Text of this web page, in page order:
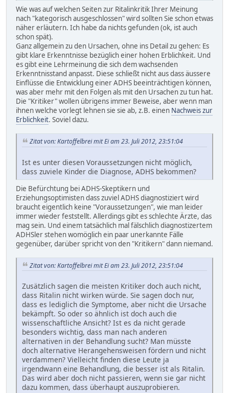
Wie was auf welchen Seiten zur Ritalinkritik Ihrer Meinung
nach "kategorisch ausgeschlossen" wird sollten Sie schon etwas
näher erläutern. Ich habe da nichts gefunden (ok, ist auch
schon spät).
Ganz allgemein zu den Ursachen, ohne ins Detail zu gehen: Es
gibt klare Erkenntnisse bezüglich einer hohen Erblichkeit. Und
es gibt eine Lehrmeinung die sich dem wachsenden
Erkenntnisstand anpasst. Diese schließt nicht aus dass äussere
Einflüsse die Entwicklung einer ADHS beeinträchtigen können,
was aber mehr mit den Folgen als mit den Ursachen zu tun hat.
Die "Kritiker" wollen übrigens immer Beweise, aber wenn man
ihnen welche vorlegt lehnen sie sie ab, z.B. einen Nachweis zur
Erblichkeit. Soviel dazu.
Zitat von: Kartoffelbrei mit Ei am 23. Juli 2012, 23:51:04
Ist es unter diesen Voraussetzungen nicht möglich,
dass zuviele Kinder die Diagnose, ADHS bekommen?
Die Befürchtung bei ADHS-Skeptikern und
Erziehungsoptimisten dass zuviel ADHS diagnostiziert wird
braucht eigentlich keine "Voraussetzungen", wie man leider
immer wieder feststellt. Allerdings gibt es schlechte Ärzte, das
mag sein. Und einem tatsächlich mal fälschlich diagnostizertem
ADHSler stehen womöglich ein paar unerkannte Fälle
gegenüber, darüber spricht von den "Kritikern" dann niemand.
Zitat von: Kartoffelbrei mit Ei am 23. Juli 2012, 23:51:04
Zusätzlich sagen die meisten Kritiker doch auch nicht,
dass Ritalin nicht wirken würde. Sie sagen doch nur,
dass es lediglich die Symptome, aber nicht die Ursache
bekämpft. So oder so ähnlich ist doch auch die
wissenschaftliche Ansicht? Ist es da nicht gerade
besonders wichtig, dass man nach anderen
alternativen in der Behandlung sucht? Man müsste
doch alternative Herangehensweisen fördern und nicht
verdammen? Vielleicht finden diese Leute ja
irgendwann eine Behandlung, die besser ist als Ritalin.
Das wird aber doch nicht passieren, wenn sie gar nicht
dazu kommen, dass überhaupt auszuprobieren.